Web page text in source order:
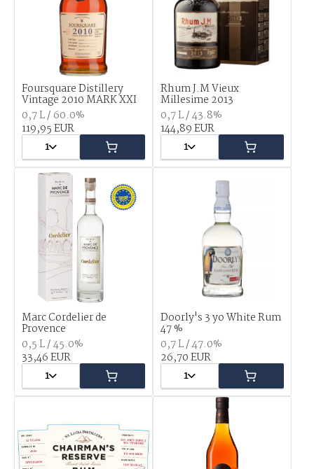
Foursquare Distillery
Vintage 2010 MARK XXI
0,7 L / 60.0%
119,95 EUR
1
Rhum J.M Vieux
Millesime 2013
0,7 L / 43.8%
144,89 EUR
1
Marc Cordelier de
Provence
0,5 L / 45.0%
33,46 EUR
1
Doorly's 3 yo White Rum
47 %
0,7 L / 47.0%
26,70 EUR
1